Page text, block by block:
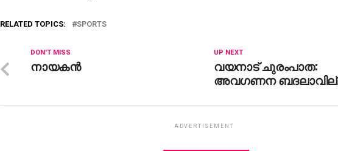
RELATED TOPICS: SPORTS
UP NEXT
വയനാട് ചുരംപാത:
അവഗണന
DON'T MISS
നായകന്‍
ADVERTISEMENT